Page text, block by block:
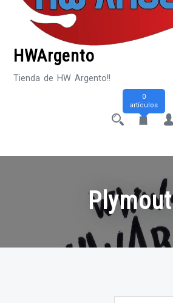
HWArgento
Tienda de HW Argento!!
0
artículos